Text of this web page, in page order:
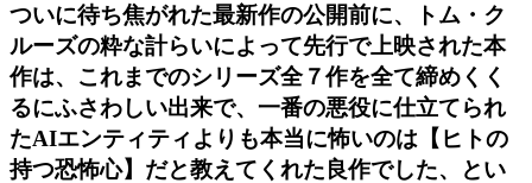
ついに待ち焦がれた最新作の公開前に、トム・ク
ルーズの粋な計らいによって先行で上映された本
作は、これまでのシリーズ全７作を全て締めくく
るにふさわしい出来で、一番の悪役に仕立てられ
たAIエンティティよりも本当に怖いのは【ヒトの
持つ恐怖心】だと教えてくれた良作でした、とい